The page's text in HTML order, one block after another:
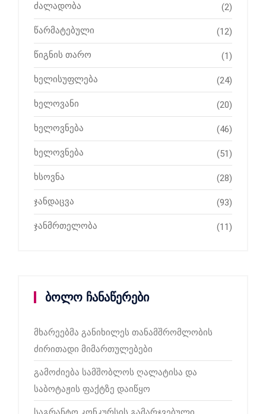
ძალადობა (2)
წარმატებული (12)
წიგნის თარო (1)
ხელისუფლება (24)
ხელოვანი (20)
ხელოვნება (46)
ხელოვნება (51)
ხსოვნა (28)
ჯანდაცვა (93)
ჯანმრთელობა (11)
ბოლო ჩანაწერები
მხარეებმა განიხილეს თანამშრომლობის
ძირითადი მიმართულებები
გამოძიება სამშობლოს ღალატისა და
საბოტაჟის ფაქტზე დაიწყო